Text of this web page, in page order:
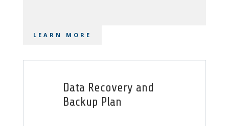
LEARN MORE
Data Recovery and
Backup Plan